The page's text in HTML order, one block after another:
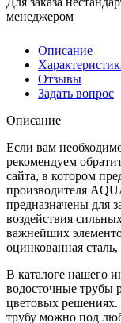
менеджером
Описание
Отзывы
Задать вопрос
Описание
Если вам
рекомендуем
сайта, в котором
производителя
предназначены для
воздействия
важнейших
оцинкованная
В каталоге нашего
водосточные трубы
цветовых решениях.
трубу можно под